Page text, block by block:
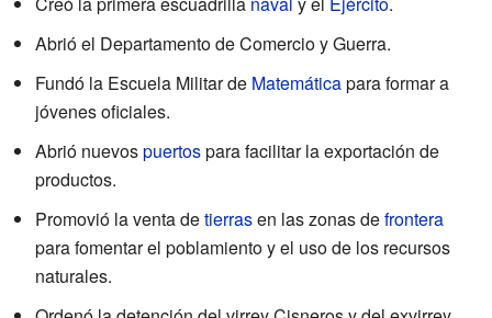
Abrió el Departamento de Comercio y Guerra.
Fundó la Escuela Militar de Matemáticapara formar a
jóvenes oficiales.
Abrió nuevospuertospara facilitar la exportación de
productos.
Promovió la venta detierrasen las zonas defrontera
para fomentar el poblamiento y el uso de los recursos
naturales.